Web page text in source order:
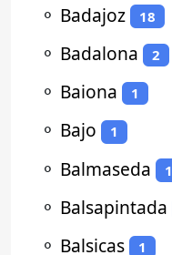
⚬ Badajoz 18
⚬ Badalona 2
⚬ Baiona 1
⚬ Bajo 1
⚬ Balmaseda 1
⚬ Balsapintada
⚬ Balsicas 1